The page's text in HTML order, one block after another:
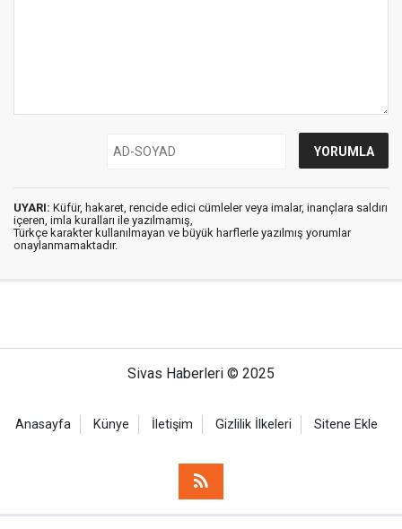
UYARI: Küfür, hakaret, rencide edici cümleler veya imalar, inançlara saldırı
içeren, imla kuralları ile yazılmamış,
Türkçe karakter kullanılmayan ve büyük harflerle yazılmış yorumlar
onaylanmamaktadır.
Sivas Haberleri © 2025
Anasayfa Künye İletişim Gizlilik İlkeleri Sitene Ekle